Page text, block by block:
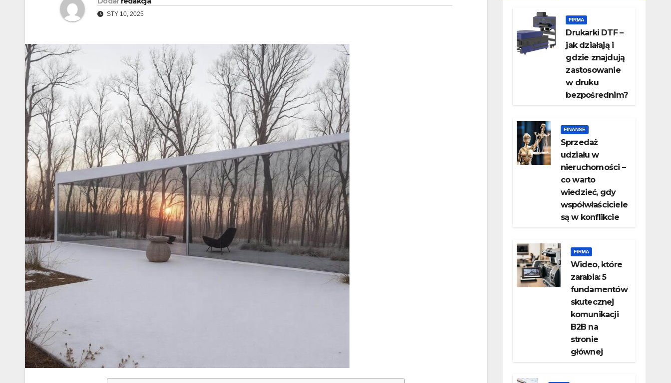
STY 10, 2025
FIRMA
Drukarki DTF –
jak działają i
gdzie znajdują
zastosowanie
w druku
bezpośrednim?
FINANSE
Sprzedaż
udziału w
nieruchomości –
co warto
wiedzieć, gdy
współwłaściciele
są w konflikcie
FIRMA
Wideo, które
zarabia: 5
fundamentów
skutecznej
komunikacji
B2B na
stronie
głównej